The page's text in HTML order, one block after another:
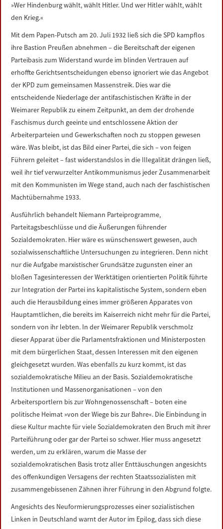
»Wer Hindenburg wählt, wählt Hitler. Und wer Hitler wählt, wählt
den Krieg.«
Mit dem Papen-Putsch am 20. Juli 1932 ließ sich die SPD kampflos
ihre Bastion Preußen abnehmen – die Bereitschaft der eigenen
Parteibasis zum Widerstand wurde im blinden Vertrauen auf
erhoffte Gerichtsentscheidungen ebenso ignoriert wie das Angebot
der KPD zum gemeinsamen Massenstreik. Dies war die
entscheidende Niederlage der antifaschistischen Kräfte in der
Weimarer Republik zu einem Zeitpunkt, an dem der drohende
Faschismus durch geeinte und entschlossene Aktion der
Arbeiterparteien und Gewerkschaften noch zu stoppen gewesen
wäre. Was bleibt, ist das Bild einer Partei, die sich – von feigen
Führern geleitet – fast widerstandslos in die Illegalität drängen ließ,
weil ihr tief verwurzelter Antikommunismus jeder Zusammenarbeit
mit den Kommunisten im Wege stand, auch nach der faschistischen
Machtübernahme 1933.
Ausführlich behandelt Niemann Parteiprogramme,
Parteitagsbeschlüsse und die Äußerungen führender
Sozialdemokraten. Hier wäre es wünschenswert gewesen, auch
sozialwissenschaftliche Untersuchungen zu integrieren. Denn nicht
nur die Aufgabe marxistischer Grundsätze zugunsten einer an
bloßen Tagesinteressen der Werktätigen orientierten Politik führte
zur Integration der Partei ins kapitalistische System, sondern eben
auch die Herausbildung eines immer größeren Apparates von
Hauptamtlichen, die bereits im Kaiserreich nicht mehr für die Partei,
sondern von ihr lebten. In der Weimarer Republik verschmolz
dieser Apparat über die Parlamentsfraktionen und Ministerposten
mit dem bürgerlichen Staat, dessen Interessen mit den eigenen
gleichgesetzt wurden. Was ebenfalls zu kurz kommt, ist das
sozialdemokratische Milieu an der Basis. Sozialdemokratische
Institutionen und Massenorganisationen – von den
Arbeitersportlern bis zur Wohngenossenschaft – boten eine
politische Heimat »von der Wiege bis zur Bahre«. Die Einbindung in
diese Kultur machte für viele Sozialdemokraten den Bruch mit ihrer
Parteiführung oder gar der Partei so schwer. Hier muss angesetzt
werden, um zu erklären, warum die Masse der
sozialdemokratischen Basis trotz aller Enttäuschungen angesichts
des offenkundigen Versagens der rechten Staatssozialisten mit
zusammengebissenen Zähnen ihrer Führung in den Abgrund folgte.
Angesichts des Neuformierungsprozesses einer sozialistischen
Linken in Deutschland warnt der Autor im Epilog, dass sich diese